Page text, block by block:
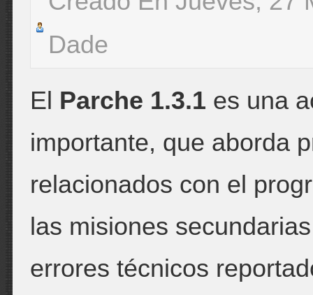
Dade
El Parche 1.3.1 es una
importante, que aborda
relacionados con el
las misiones
errores técnicos